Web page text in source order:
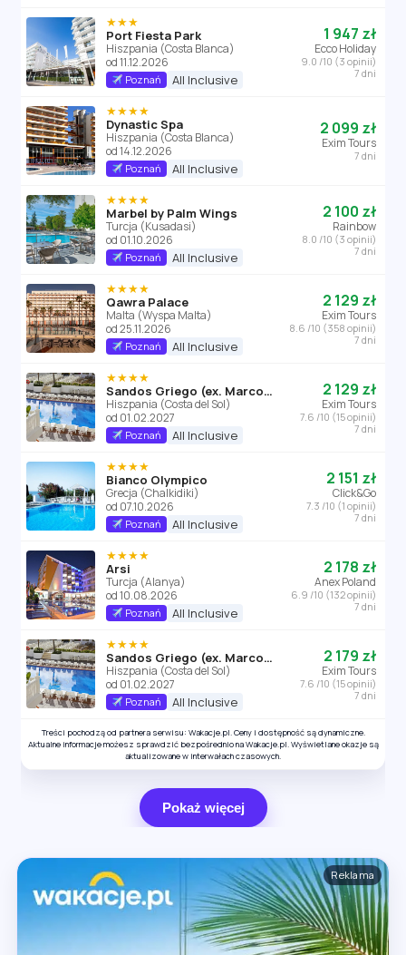
★★★
Port Fiesta Park
Hiszpania (Costa Blanca)
od 11.12.2026
Poznań All Inclusive
1 947 zł
Ecco Holiday
9.0 /10 (3 opinii)
7 dni
★★★★
Dynastic Spa
Hiszpania (Costa Blanca)
od 14.12.2026
Poznań All Inclusive
2 099 zł
Exim Tours
7 dni
★★★★
Marbel by Palm Wings
Turcja (Kusadasi)
od 01.10.2026
Poznań All Inclusive
2 100 zł
Rainbow
8.0 /10 (3 opinii)
7 dni
★★★★
Qawra Palace
Malta (Wyspa Malta)
od 25.11.2026
Poznań All Inclusive
2 129 zł
Exim Tours
8.6 /10 (358 opinii)
7 dni
★★★★
Sandos Griego (ex. Marconfort Griego Mar)
Hiszpania (Costa del Sol)
od 01.02.2027
Poznań All Inclusive
2 129 zł
Exim Tours
7.6 /10 (15 opinii)
7 dni
★★★★
Bianco Olympico
Grecja (Chalkidiki)
od 07.10.2026
Poznań All Inclusive
2 151 zł
Click&Go
7.3 /10 (1 opinii)
7 dni
★★★★
Arsi
Turcja (Alanya)
od 10.08.2026
Poznań All Inclusive
2 178 zł
Anex Poland
6.9 /10 (132 opinii)
7 dni
★★★★
Sandos Griego (ex. Marconfort Griego Mar)
Hiszpania (Costa del Sol)
od 01.02.2027
Poznań All Inclusive
2 179 zł
Exim Tours
7.6 /10 (15 opinii)
7 dni
Treści pochodzą od partnera serwisu: Wakacje.pl. Ceny i dostępność są dynamiczne.
Aktualne informacje możesz sprawdzić bezpośrednio na Wakacje.pl. Wyświetlane okazje są
aktualizowane w interwałach czasowych.
Pokaż więcej
Reklama